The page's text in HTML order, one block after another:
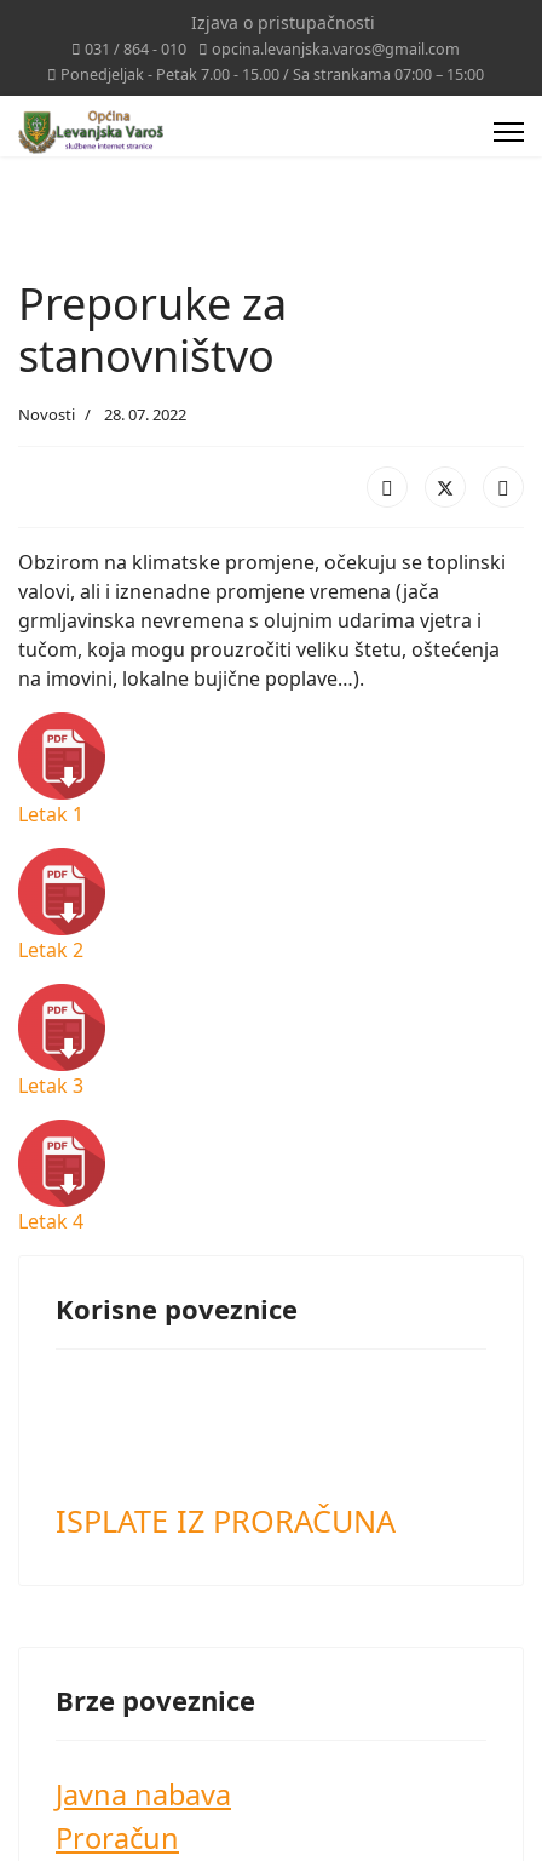
Izjava o pristupačnosti
031 / 864 - 010
opcina.levanjska.varos@gmail.com
Ponedjeljak - Petak 7.00 - 15.00 / Sa strankama 07:00 – 15:00
Preporuke za
stanovništvo
Novosti 28. 07. 2022
Obzirom na klimatske promjene, očekuju se toplinski
valovi, ali i iznenadne promjene vremena (jača
grmljavinska nevremena s olujnim udarima vjetra i
tučom, koja mogu prouzročiti veliku štetu, oštećenja
na imovini, lokalne bujične poplave…).
Letak 1
Letak 2
Letak 3
Letak 4
Korisne poveznice
ISPLATE IZ PRORAČUNA
Brze poveznice
Javna nabava
Proračun